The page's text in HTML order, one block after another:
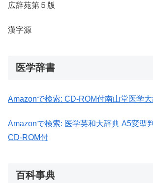
広辞苑第５版
漢字源
医学辞書
Amazonで検索: CD-ROM付南山堂医学
Amazonで検索: 医学英和大辞典 A5変型
CD-ROM付
百科事典